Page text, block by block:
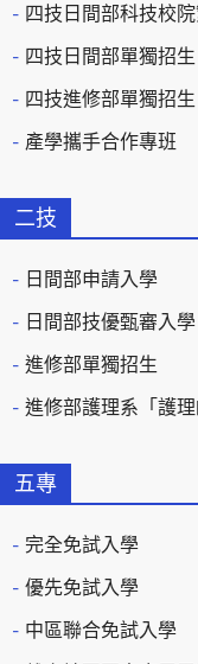
四技日間部科技校
四技日間部單獨招生
四技進修部單獨招生
產學攜手合作專班
二技
日間部申請入學
日間部技優甄審入學
進修部單獨招生
進修部護理系「護理
五專
完全免試入學
優先免試入學
中區聯合免試入學